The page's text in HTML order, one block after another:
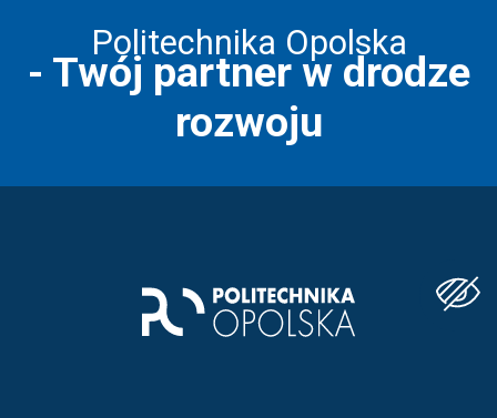
Politechnika Opolska
- Twój partner w drodze
rozwoju